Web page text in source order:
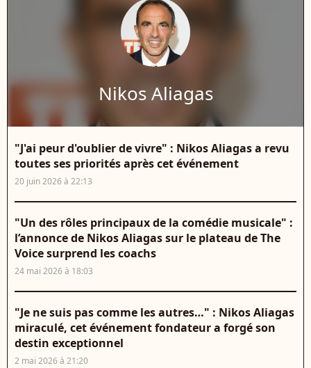
Nikos Aliagas
"J'ai peur d'oublier de vivre" : Nikos Aliagas a revu
toutes ses priorités après cet événement
20 juin 2026 à 22:13
"Un des rôles principaux de la comédie musicale" :
l’annonce de Nikos Aliagas sur le plateau de The
Voice surprend les coachs
24 mai 2026 à 18:03
"Je ne suis pas comme les autres…" : Nikos Aliagas
miraculé, cet événement fondateur a forgé son
destin exceptionnel
2 mai 2026 à 21:20